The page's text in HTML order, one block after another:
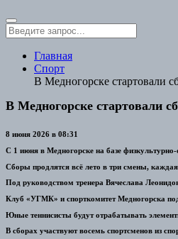
Главная
Спорт
В Медногорске стартовали
В Медногорске стартовали
8 июня 2026 в 08:31
С 1 июня в Медногорске на базе
Сборы продлятся всё лето в три смены,
Под руководством тренера Вячеслава
Клуб «УГМК» и спорткомитет Медногорска
Юные теннисисты будут отрабатывать
В сборах участвуют восемь спортсменов из